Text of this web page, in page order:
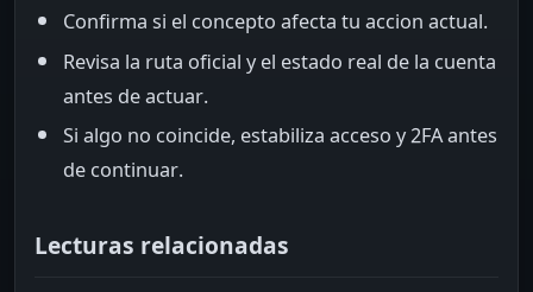
Confirma si el concepto afecta tu accion actual.
Revisa la ruta oficial y el estado real de la cuenta
antes de actuar.
Si algo no coincide, estabiliza acceso y 2FA antes
de continuar.
Lecturas relacionadas